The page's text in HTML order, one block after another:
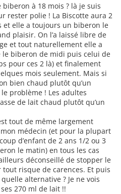
à 18 mois ? là je suis
rester polie ! La Biscotte aura 2
et elle a toujours un biberon le
plaisir. On l’a laissé libre de
et tout naturellement elle a
le biberon de midi puis celui de
pour ces 2 là) et finalement
mois seulement. Mais si
bien chaud plutôt qu’un
problème ! Les adultes
de lait chaud plutôt qu’un
tout de même largement
médecin (et pour la plupart
d’enfant de 2 ans 1/2 ou 3
le matin) en tous les cas
déconseillé de stopper le
risque de carences. Et puis
alternative ? Je ne vois
270 ml de lait !!